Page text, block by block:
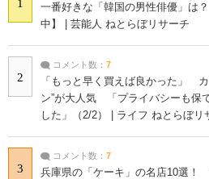
1
一番好きな「韓国の男性俳優」は
中】 | 芸能人 ねとらぼリサーチ
2
コメント数： 7
「もっと早く買えば良かった」
ン”が大人気 「プライバシーも保
した」（2/2） | ライフ ねとらぼリ
3
コメント数： 7
兵庫県の「ケーキ」の名店10選！